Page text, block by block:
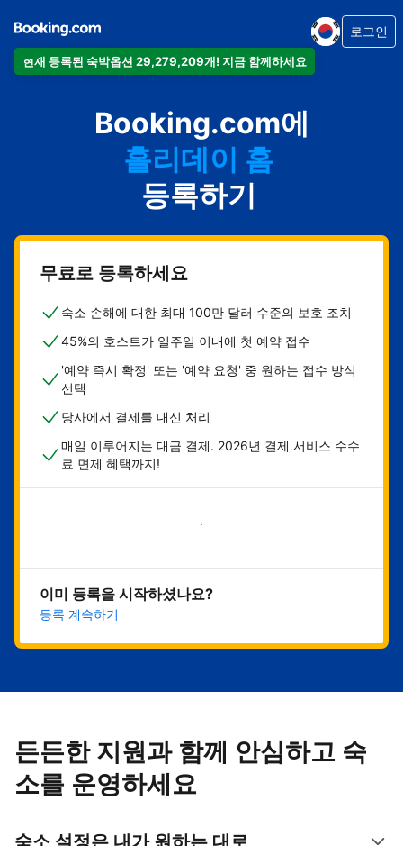
현재 등록된 숙박옵션 29,279,209개! 지금 함께하세요
로그인
Booking.com에
아파트
호텔
홀리데이 홈
게스트하우스
비앤비
등록하기
무료로 등록하세요
숙소 손해에 대한 최대 100만 달러 수준의 보호 조치
45%의 호스트가 일주일 이내에 첫 예약 접수
'예약 즉시 확정' 또는 '예약 요청' 중 원하는 접수 방식
선택
당사에서 결제를 대신 처리
매일 이루어지는 대금 결제. 2026년 결제 서비스 수수
료 면제 혜택까지!
지금 시작하기
이미 등록을 시작하셨나요?
등록 계속하기
든든한 지원과 함께 안심하고 숙
소를 운영하세요
숙소 설정은 내가 원하는 대로